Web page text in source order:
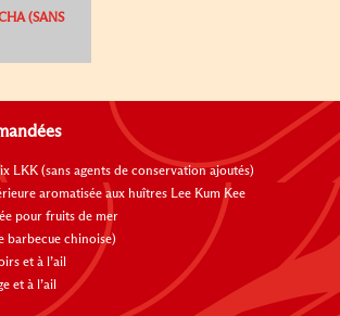
(SANS
LKK (sans agents de conservation ajoutés)
aromatisée aux huîtres Lee Kum Kee
pour fruits de mer
barbecue chinoise)
et à l’ail
et à l’ail